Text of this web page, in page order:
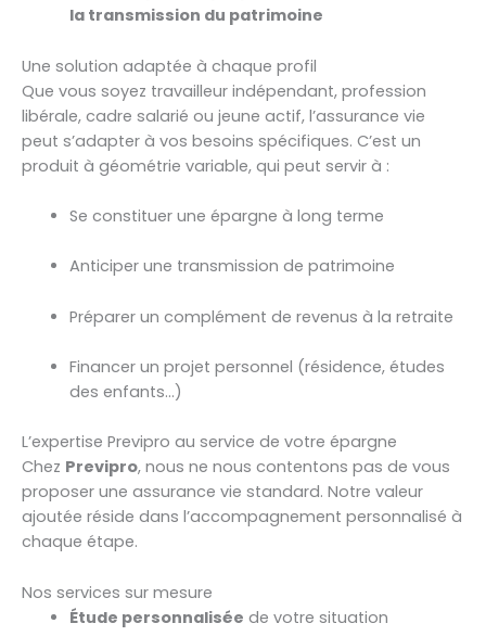
la transmission du patrimoine
Une solution adaptée à chaque profil
Que vous soyez travailleur indépendant, profession
libérale, cadre salarié ou jeune actif, l’assurance vie
peut s’adapter à vos besoins spécifiques. C’est un
produit à géométrie variable, qui peut servir à :
Se constituer une épargne à long terme
Anticiper une transmission de patrimoine
Préparer un complément de revenus à la retraite
Financer un projet personnel (résidence, études
des enfants…)
L’expertise Previpro au service de votre épargne
Chez Previpro, nous ne nous contentons pas de vous
proposer une assurance vie standard. Notre valeur
ajoutée réside dans l’accompagnement personnalisé à
chaque étape.
Nos services sur mesure
Étude personnalisée de votre situation